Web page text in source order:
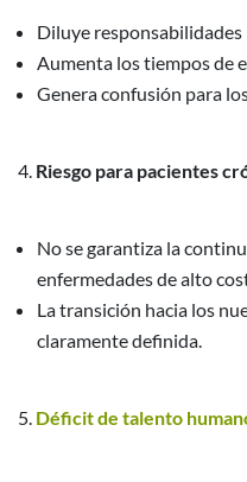
Diluye responsabilidades
Aumenta los tiempos de
Genera confusión para
Riesgo para pacientes
No se garantiza la
enfermedades de alto
La transición hacia los
claramente definida.
Déficit de talento